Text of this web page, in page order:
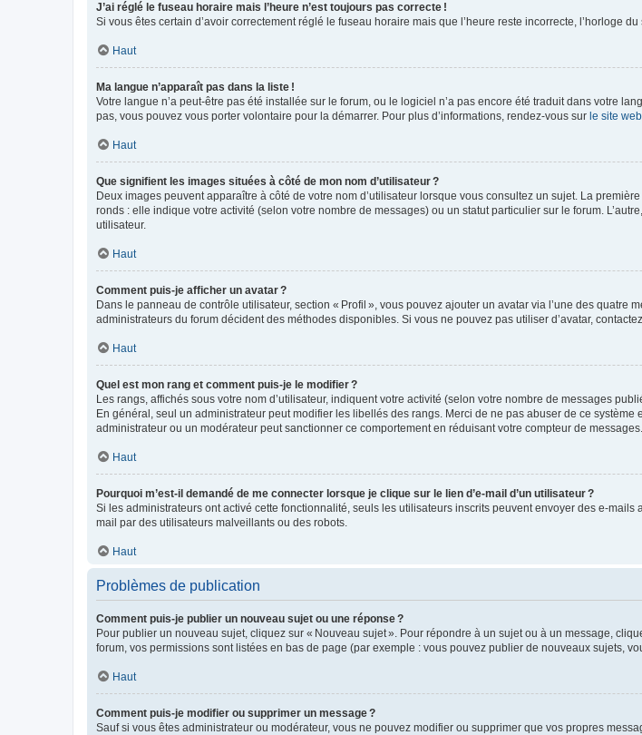
J’ai réglé le fuseau horaire mais l’heure n’est toujours pas correcte !
Si vous êtes certain d’avoir correctement réglé le fuseau horaire mais que l’heure reste incorrecte, l’horloge
Haut
Ma langue n’apparaît pas dans la liste !
Votre langue n’a peut-être pas été installée sur le forum, ou le logiciel n’a pas encore été traduit dans votre
pas, vous pouvez vous porter volontaire pour la démarrer. Pour plus d’informations, rendez-vous sur le site
Haut
Que signifient les images situées à côté de mon nom d’utilisateur ?
Deux images peuvent apparaître à côté de votre nom d’utilisateur lorsque vous consultez un sujet. La
ronds : elle indique votre activité (selon votre nombre de messages) ou un statut particulier sur le forum.
utilisateur.
Haut
Comment puis-je afficher un avatar ?
Dans le panneau de contrôle utilisateur, section « Profil », vous pouvez ajouter un avatar via l’une des quatre
administrateurs du forum décident des méthodes disponibles. Si vous ne pouvez pas utiliser d’avatar,
Haut
Quel est mon rang et comment puis-je le modifier ?
Les rangs, affichés sous votre nom d’utilisateur, indiquent votre activité (selon votre nombre de messages
En général, seul un administrateur peut modifier les libellés des rangs. Merci de ne pas abuser de ce
administrateur ou un modérateur peut sanctionner ce comportement en réduisant votre compteur de messages.
Haut
Pourquoi m’est-il demandé de me connecter lorsque je clique sur le lien d’e-mail d’un utilisateur ?
Si les administrateurs ont activé cette fonctionnalité, seuls les utilisateurs inscrits peuvent envoyer des e-
mail par des utilisateurs malveillants ou des robots.
Haut
Problèmes de publication
Comment puis-je publier un nouveau sujet ou une réponse ?
Pour publier un nouveau sujet, cliquez sur « Nouveau sujet ». Pour répondre à un sujet ou à un message,
forum, vos permissions sont listées en bas de page (par exemple : vous pouvez publier de nouveaux sujets,
Haut
Comment puis-je modifier ou supprimer un message ?
Sauf si vous êtes administrateur ou modérateur, vous ne pouvez modifier ou supprimer que vos propres